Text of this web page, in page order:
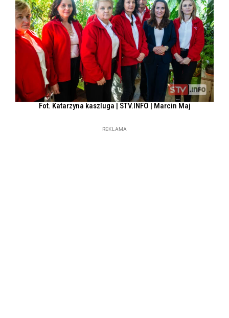
Fot. Katarzyna kaszluga | STV.INFO | Marcin Maj
REKLAMA